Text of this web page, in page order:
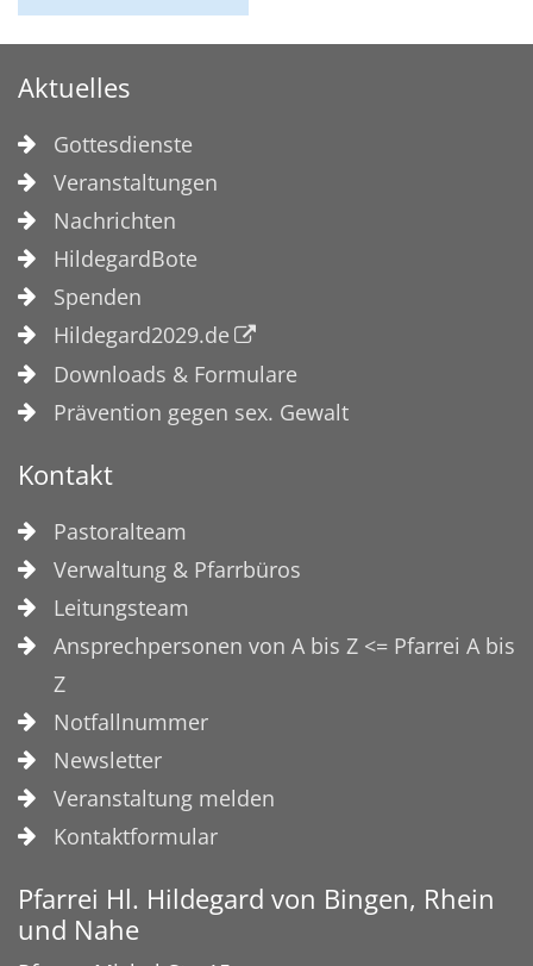
Aktuelles
Gottesdienste
Veranstaltungen
Nachrichten
HildegardBote
Spenden
Hildegard2029.de
Downloads & Formulare
Prävention gegen sex. Gewalt
Kontakt
Pastoralteam
Verwaltung & Pfarrbüros
Leitungsteam
Ansprechpersonen von A bis Z <= Pfarrei A bis
Z
Notfallnummer
Newsletter
Veranstaltung melden
Kontaktformular
Pfarrei Hl. Hildegard von Bingen, Rhein
und Nahe